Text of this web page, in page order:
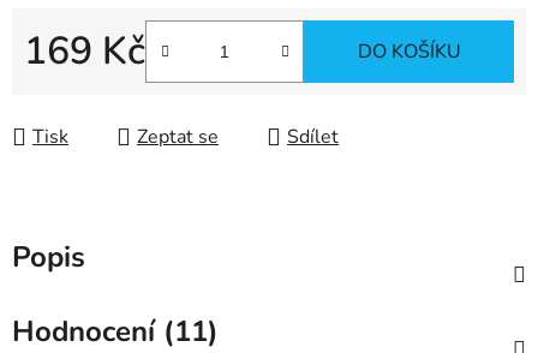
169 Kč DO KOŠÍKU
Tisk Zeptat se Sdílet
Popis
Hodnocení (11)